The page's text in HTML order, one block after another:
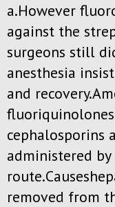
a.However
against the
surgeons still
anesthesia
and
cephalosporins
administered
removed from